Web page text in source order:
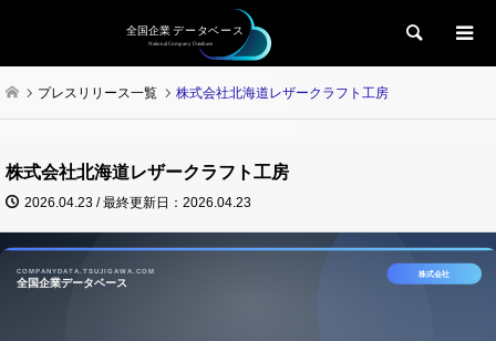
検索
プレスリリース一覧 株式会社北海道レザークラフト工房
株式会社北海道レザークラフト工房
2026.04.23 / 最終更新日：2026.04.23